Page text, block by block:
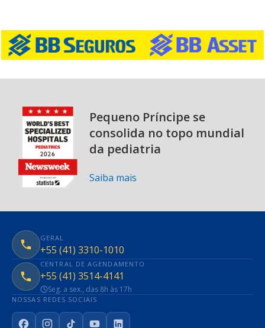
Pequeno Príncipe se
consolida no topo mundial
da pediatria
Saiba mais
GERAL
+55 (41) 3310-1010
CENTRAL DE AGENDAMENTO
+55 (41) 3514-4141
Seg. a sex., das 8h às 17h
NOSSAS REDES SOCIAIS